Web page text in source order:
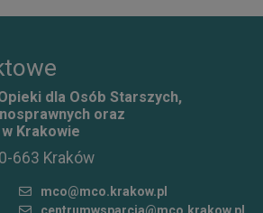
dla Osób Starszych,
oraz
Krakowie
663 Kraków
mco@mco.krakow.pl